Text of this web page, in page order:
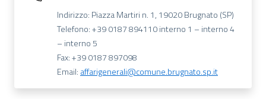
Indirizzo: Piazza Martiri n. 1, 19020 Brugnato (SP)
Telefono: +39 0187 894110 interno 1 – interno 4
– interno 5
Fax: +39 0187 897098
Email: affarigenerali@comune.brugnato.sp.it